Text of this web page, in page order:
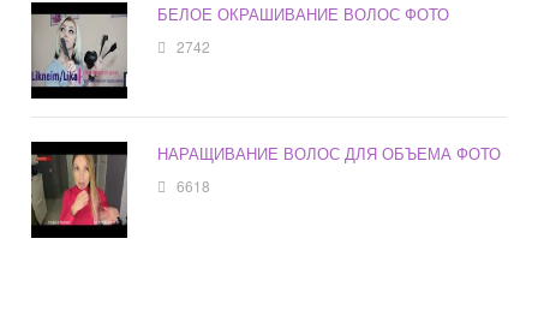
БЕЛОЕ ОКРАШИВАНИЕ ВОЛОС ФОТО
2742
НАРАЩИВАНИЕ ВОЛОС ДЛЯ ОБЪЕМА ФОТО
6618